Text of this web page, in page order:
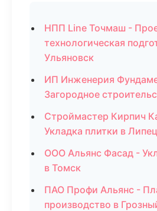
НПП Line Точмаш -
технологическая
Ульяновск
ИП Инженерия
Загородное
Строймастер Кирпич
Укладка плитки в
ООО Альянс Фасад -
в Томск
ПАО Профи Альянс -
производство в